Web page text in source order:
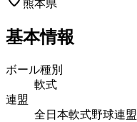
熊本県
基本情報
ボール種別
軟式
連盟
全日本軟式野球連盟